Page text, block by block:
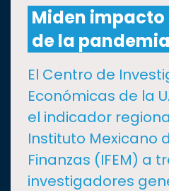
CULTURA
DEPORTES
I+D+I EXPERTOS
SALUD
Miden
de la pandemia
El Centro de
Económicas de la
el indicador
Instituto Mexicano
Finanzas (IFEM) a
investigadores